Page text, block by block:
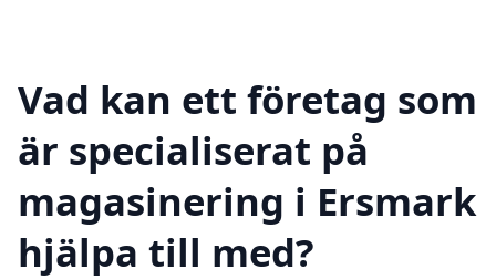
Vad kan ett företag som
är specialiserat på
magasinering i Ersmark
hjälpa till med?